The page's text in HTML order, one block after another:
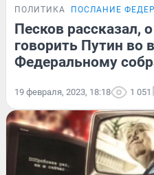
ПОЛИТИКА ПОСЛАНИЕ
Песков рассказал,
говорить Путин во
Федеральному
19 февраля, 2023, 18:18 1 051